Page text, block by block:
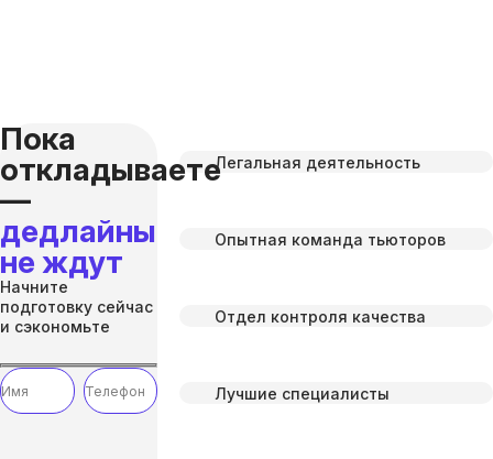
Пока
откладываете
—
дедлайны
не ждут
Начните
подготовку сейчас
и сэкономьте
Легальная деятельность
Опытная команда тьюторов
Отдел контроля качества
Лучшие специалисты